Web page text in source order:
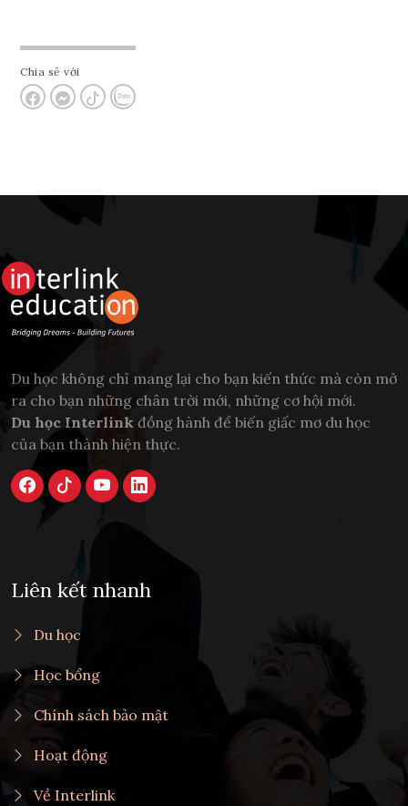
Chia sẻ với
Du học không chỉ mang lại cho bạn kiến thức mà còn mở
ra cho bạn những chân trời mới, những cơ hội mới.
Du học Interlink đồng hành để biến giấc mơ du học
của bạn thành hiện thực.
Liên kết nhanh
Du học
Học bổng
Chính sách bảo mật
Hoạt động
Về Interlink